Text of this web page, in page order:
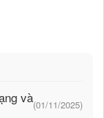
và(01/11/2025)